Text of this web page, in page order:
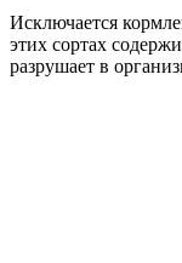
Исключается
этих сортах
разрушает в